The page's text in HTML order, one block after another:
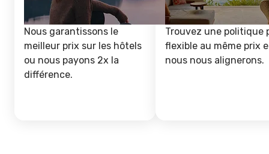
Nous garantissons le
meilleur prix sur les hôtels
ou nous payons 2x la
différence.
Trouvez une politique
flexible au même prix
nous nous alignerons.